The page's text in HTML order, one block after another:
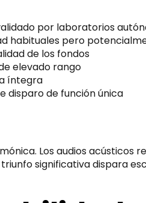
por laboratorios
habituales pero
de los fondos
elevado rango
íntegra
disparo de función única
Los audios acústicos
significativa dispara